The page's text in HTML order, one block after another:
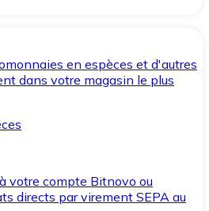
en espèces et d'autres
dans votre magasin le plus
votre compte Bitnovo ou
directs par virement SEPA au